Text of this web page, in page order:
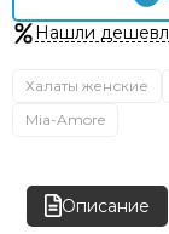
Нашли
Халаты женские
Mia-Amore
Описание